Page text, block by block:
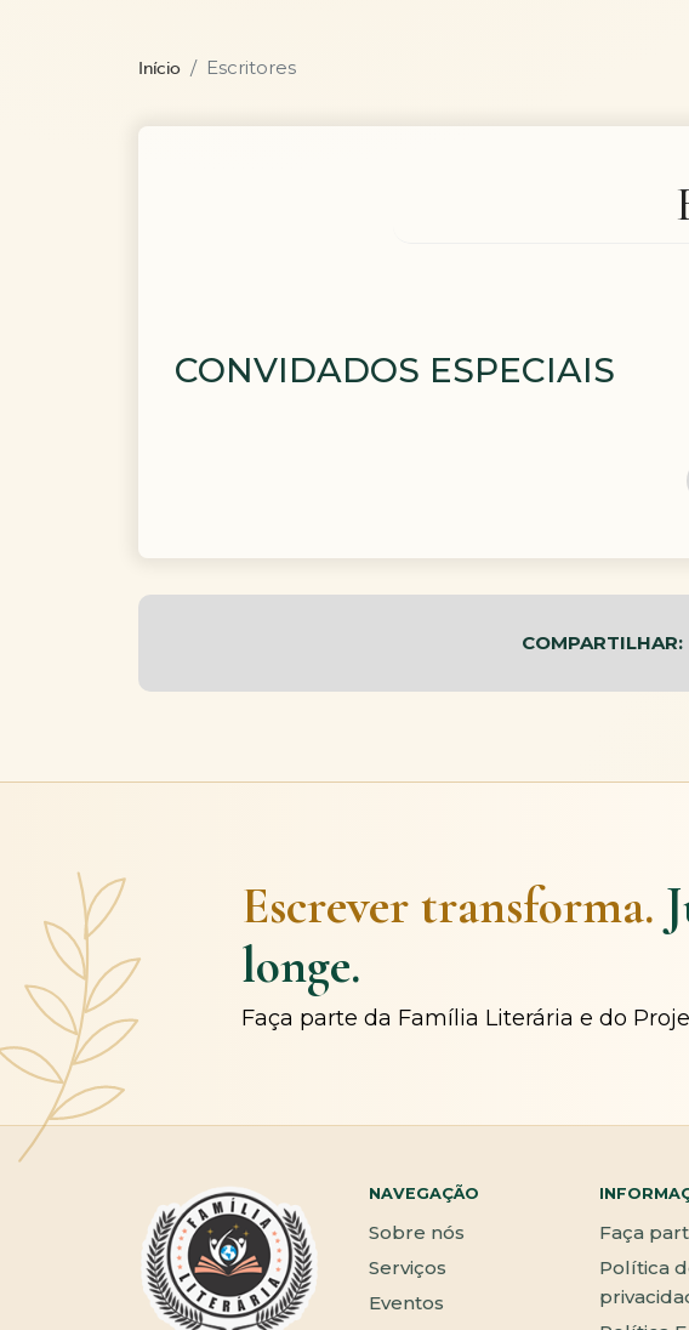
Início Escritores
CONVIDADOS ESPECIAIS
COMPARTILHAR:
Escrever transforma.
longe.
Faça parte da Família Literária e do
NAVEGAÇÃO
Sobre nós
Serviços
Eventos
Faça
Política